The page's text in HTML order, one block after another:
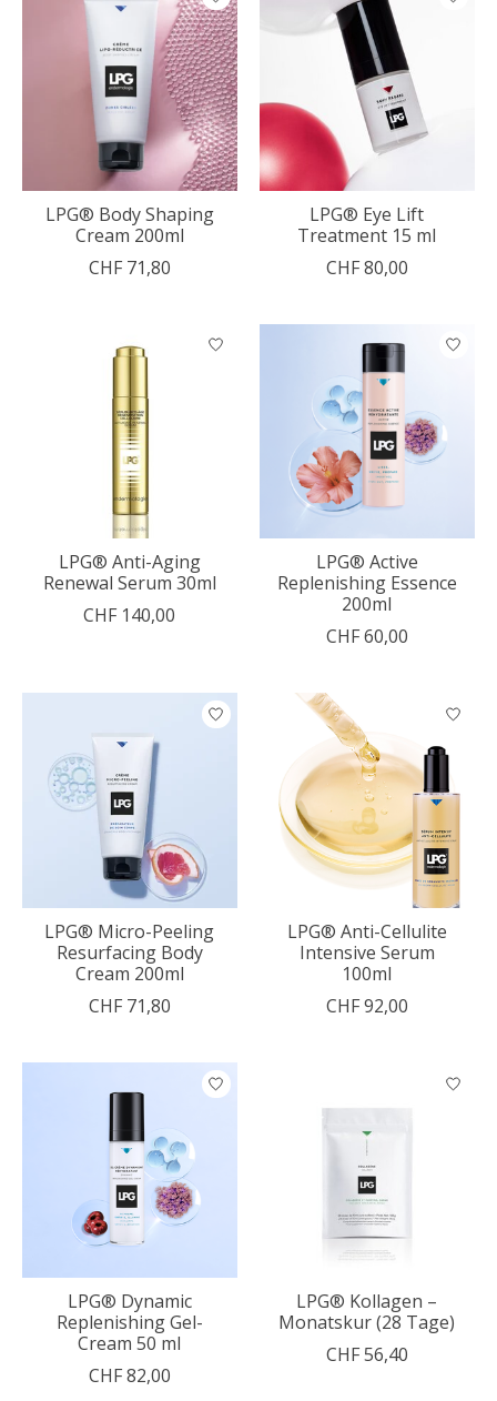
LPG® Body Shaping
Cream 200ml
CHF 71,80
LPG® Eye Lift
Treatment 15 ml
CHF 80,00
LPG® Anti-Aging
Renewal Serum 30ml
CHF 140,00
LPG® Active
Replenishing Essence
200ml
CHF 60,00
LPG® Micro-Peeling
Resurfacing Body
Cream 200ml
CHF 71,80
LPG® Anti-Cellulite
Intensive Serum
100ml
CHF 92,00
LPG® Dynamic
Replenishing Gel-
Cream 50 ml
CHF 82,00
LPG® Kollagen –
Monatskur (28 Tage)
CHF 56,40